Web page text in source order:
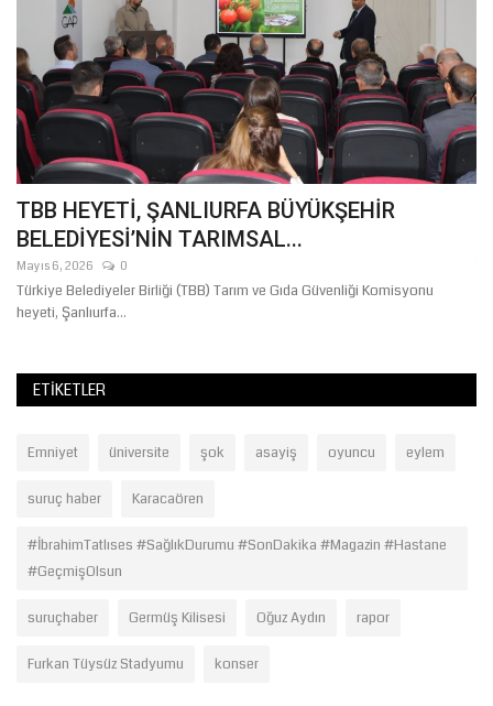
TBB HEYETİ, ŞANLIURFA BÜYÜKŞEHİR
BELEDİYESİ’NİN TARIMSAL...
Mayıs 6, 2026 0
Türkiye Belediyeler Birliği (TBB) Tarım ve Gıda Güvenliği Komisyonu
heyeti, Şanlıurfa...
ETIKETLER
Emniyet üniversite şok asayiş oyuncu eylem
suruç haber Karacaören
#İbrahimTatlıses #SağlıkDurumu #SonDakika #Magazin #Hastane
#GeçmişOlsun
suruçhaber Germüş Kilisesi Oğuz Aydın rapor
Furkan Tüysüz Stadyumu konser